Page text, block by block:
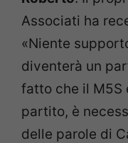
Associati ha
«Niente
diventerà un
fatto che il
partito, è
delle parole di